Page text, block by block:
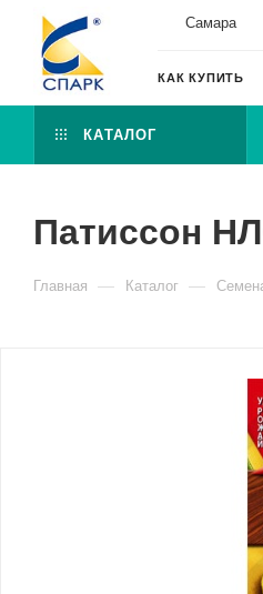
Самара
КАК КУПИТЬ
КАТАЛОГ
Патиссон
Главная — Каталог —